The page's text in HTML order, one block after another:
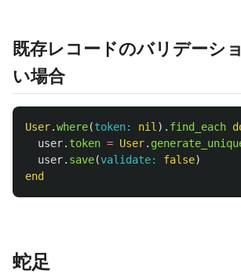
既存レコードのバリデーシ
い場合
User.where(token: nil ). find_each
user. token = User.
user. save(validate: false)
end
蛇足